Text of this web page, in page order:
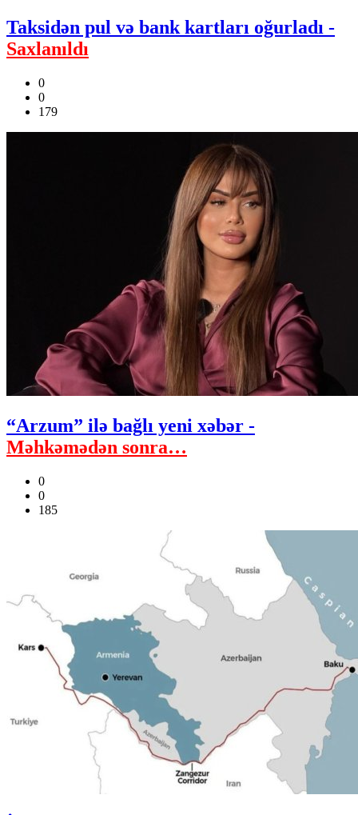
Taksidən pul və bank kartları oğurladı -
Saxlanıldı
0
0
179
“Arzum” ilə bağlı yeni xəbər -
Məhkəmədən sonra…
0
0
185